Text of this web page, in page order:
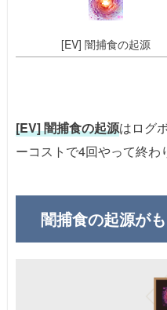
[EV] 闇捕食の起源
[EV] 闇捕食の起源はログ
ーコストで4回やって終わ
闇捕食の起源が